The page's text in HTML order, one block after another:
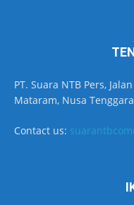
PT. Suara NTB Pers,
Mataram, Nusa
Contact us: